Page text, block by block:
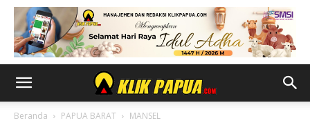
Beranda PAPUA BARAT MANSEL